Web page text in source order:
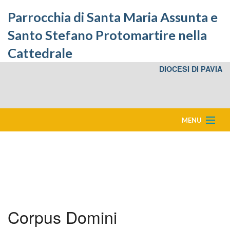
Parrocchia di Santa Maria Assunta e
Santo Stefano Protomartire nella
Cattedrale
DIOCESI DI PAVIA
MENU
Storia della Cattedrale
Corpus Domini